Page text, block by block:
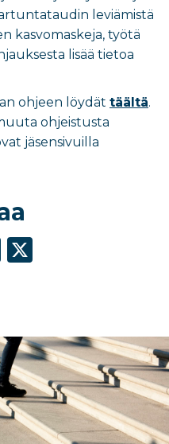
leviämistä
kasvomaskeja, työtä
lisää tietoa
ohjeen löydät täältä.
ohjeistusta
jäsensivuilla
Li
dI
n